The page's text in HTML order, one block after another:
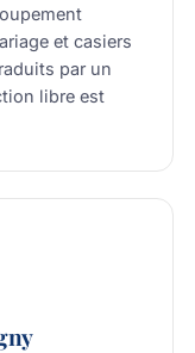
et casiers
par un
libre est